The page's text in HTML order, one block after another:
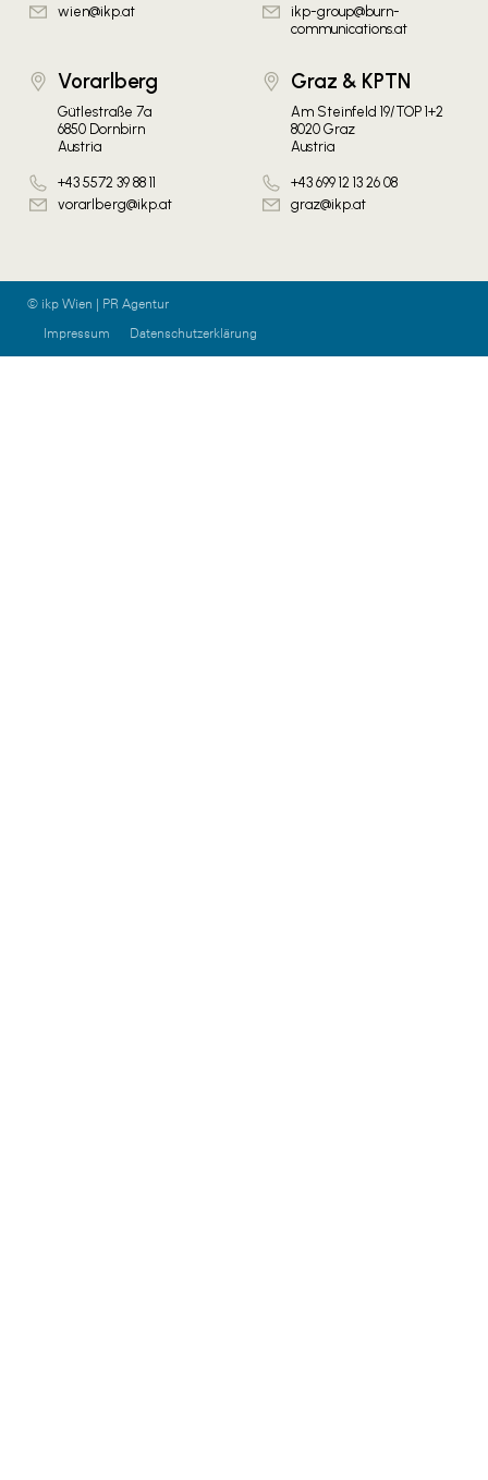
wien@ikp.at
ikp-group@burn-
communications.at
Vorarlberg
Gütlestraße 7a
6850 Dornbirn
Austria
+43 5572 39 88 11
vorarlberg@ikp.at
Graz & KPTN
Am Steinfeld 19/TOP 1+2
8020 Graz
Austria
+43 699 12 13 26 08
graz@ikp.at
© ikp Wien | PR Agentur
Impressum
Datenschutzerklärung